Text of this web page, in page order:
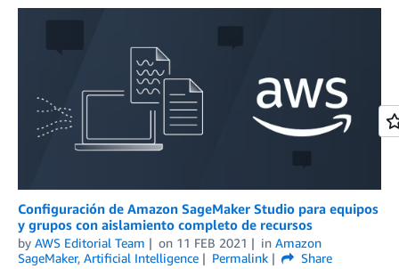
Configuración de Amazon SageMaker Studio para equipos
y grupos con aislamiento completo de recursos
by AWS Editorial Team on 11 FEB 2021 in Amazon
SageMaker, Artificial Intelligence Permalink
Share